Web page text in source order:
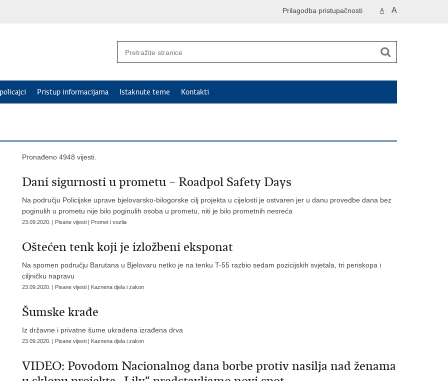
A A
Prilagodba pristupačnosti
Pristup informacijama Istaknute teme Kontakti
Pronađeno 4948 vijesti.
Dani sigurnosti u prometu – Roadpol Safety Days
Na području Policijske uprave bjelovarsko-bilogorske cilj projekta u cijelosti je ostvaren jer u danu provedbe dana bez
poginulih u prometu nije bilo poginulih osoba u prometu, niti je bilo prometnih nesreća
23.09.2020. | Pisane vijesti | Promet i vozila
Oštećen tenk koji je izložbeni eksponat
Na spomen području Barutana u Bjelovaru netko je na tenku T-55 razbio sedam pozicijskih svjetala, tri periskopa i
ciljničku napravu
23.09.2020. | Pisane vijesti | Kaznena djela i zakon
Šumske krađe
Iz državne i privatne šume ukradena izrađena drva
23.09.2020. | Pisane vijesti | Kaznena djela i zakon
VIDEO: Povodom Nacionalnog dana borbe protiv nasilja nad ženama